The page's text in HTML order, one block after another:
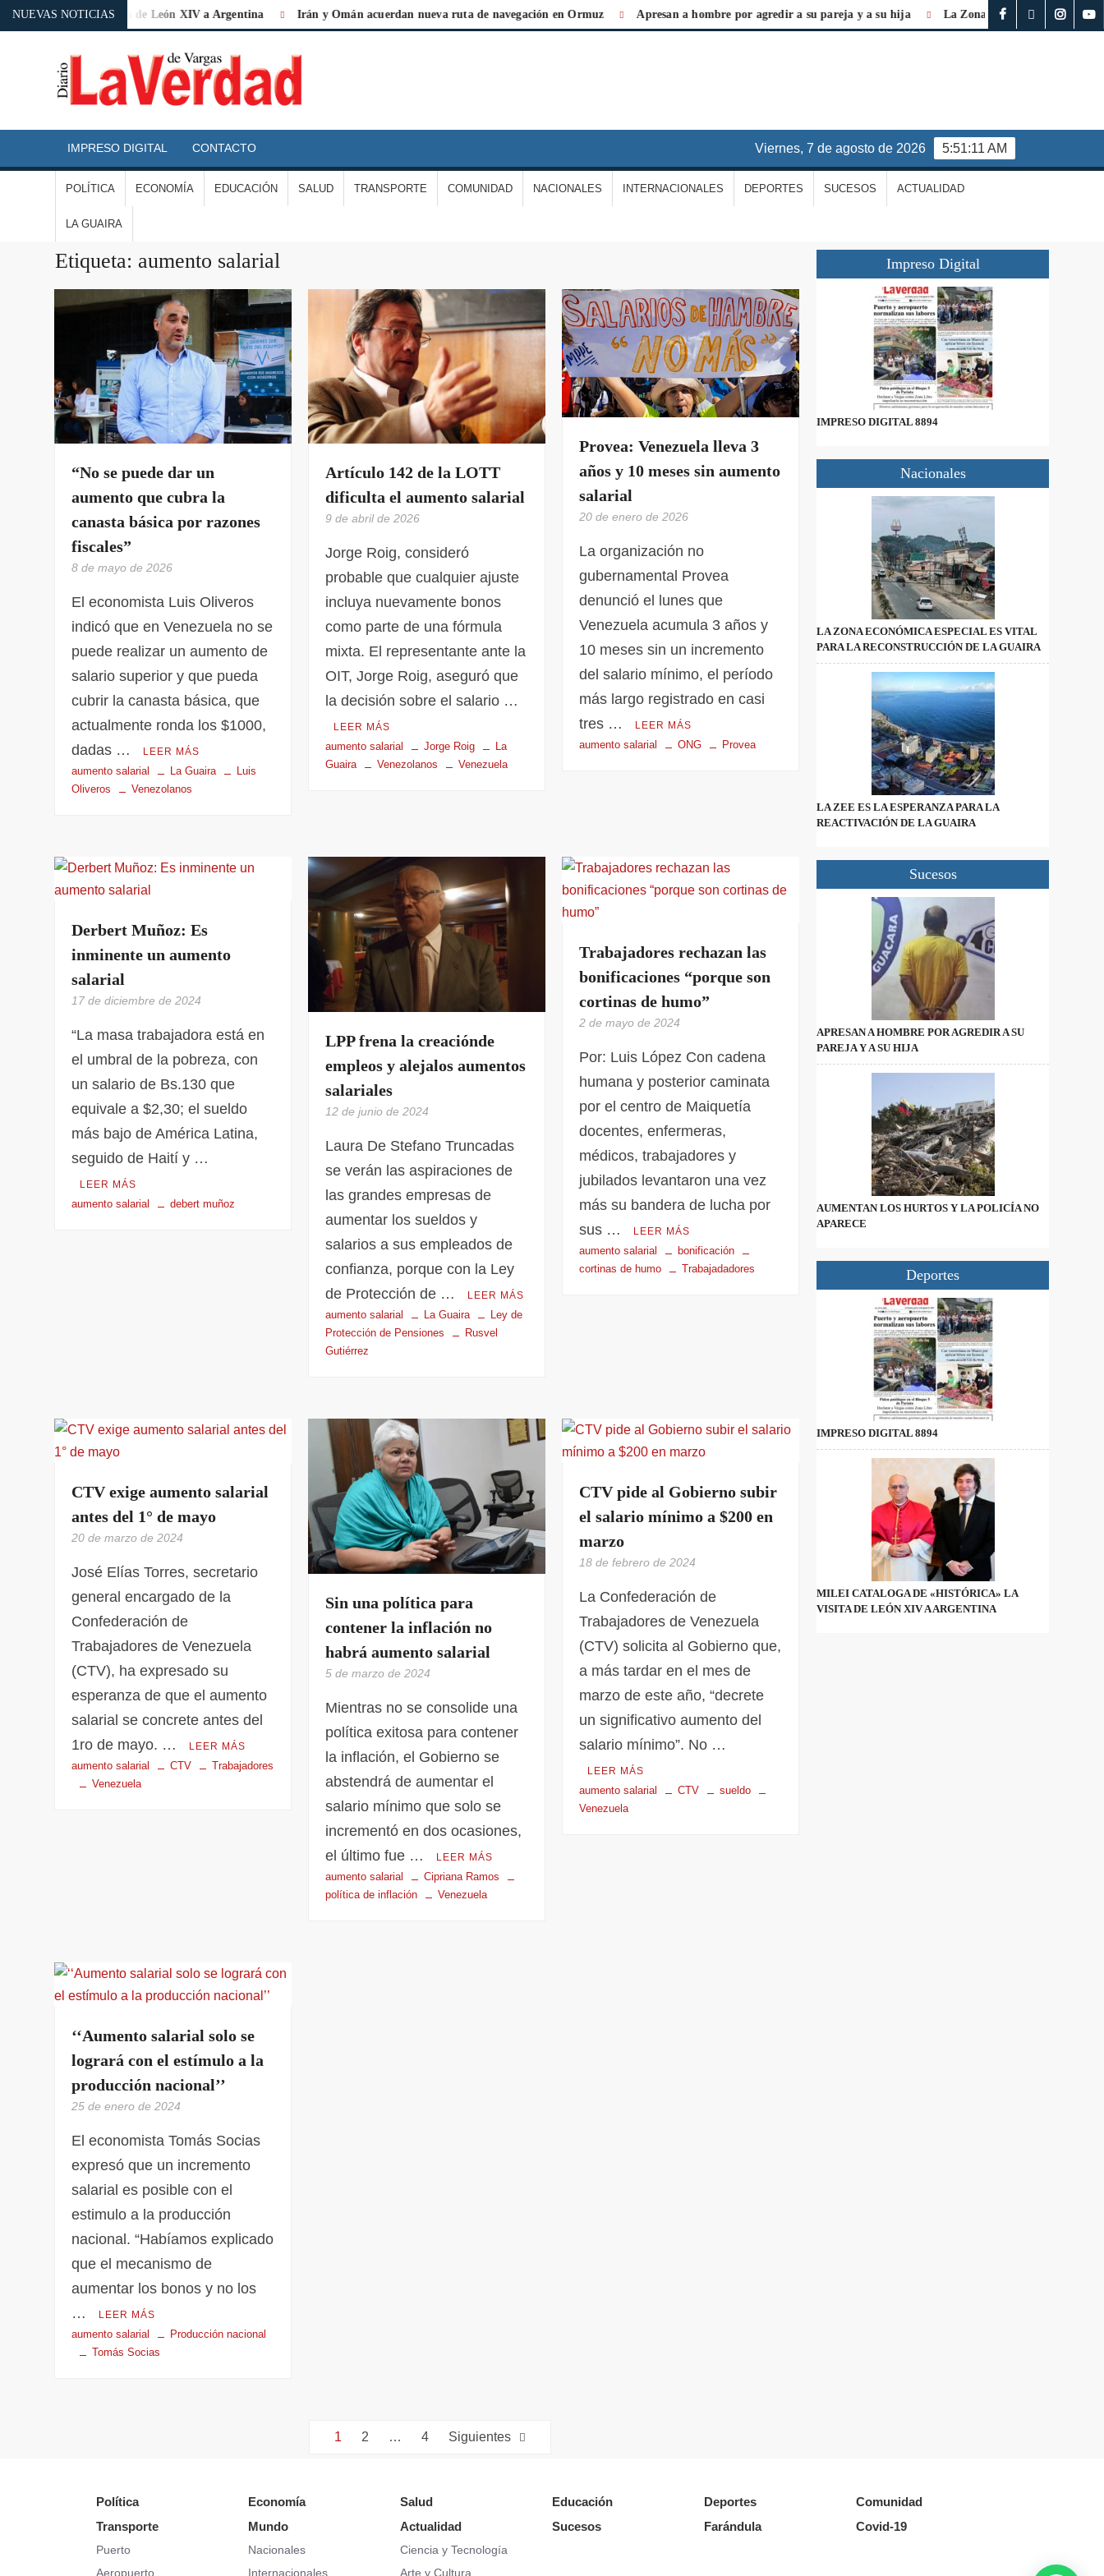
NUEVAS NOTICIAS
la visita de León XIV a Argentina Irán y Omán acuerdan nueva ruta de navegación en Ormuz Apresan a hombre por agredir a su pareja y a su hija La Zona Económica Especial es vital
LA
VERDAD
DE
IMPRESO DIGITAL CONTACTO 5:51:12 AM
viernes, 7 de agosto de 2026
POLÍTICA ECONOMÍA EDUCACIÓN SALUD TRANSPORTE COMUNIDAD NACIONALES INTERNACIONALES DEPORTES SUCESOS ACTUALIDAD
LA GUAIRA
Etiqueta: aumento salarial
“No se puede dar un
aumento que cubra la
canasta básica por razones
fiscales”
8 de mayo de 2026
El economista Luis Oliveros
indicó que en Venezuela no se
puede realizar un aumento de
salario superior y que pueda
cubrir la canasta básica, que
actualmente ronda los $1000,
dadas …
LEER MÁS
aumento salarial La Guaira
Luis
Oliveros
Venezolanos
Artículo 142 de la LOTT
dificulta el aumento salarial
9 de abril de 2026
Jorge Roig, consideró
probable que cualquier ajuste
incluya nuevamente bonos
como parte de una fórmula
mixta. El representante ante la
OIT, Jorge Roig, aseguró que
la decisión sobre el salario …
LEER MÁS
aumento salarial Jorge Roig
La
Guaira
Venezolanos Venezuela
Provea: Venezuela lleva 3
años y 10 meses sin aumento
salarial
20 de enero de 2026
La organización no
gubernamental Provea
denunció el lunes que
Venezuela acumula 3 años y
10 meses sin un incremento
del salario mínimo, el período
más largo registrado en casi
tres …
LEER MÁS
aumento salarial ONG Provea
Derbert Muñoz: Es
inminente un aumento
salarial
17 de diciembre de 2024
“La masa trabajadora está en
el umbral de la pobreza, con
un salario de Bs.130 que
equivale a $2,30; el sueldo
más bajo de América Latina,
seguido de Haití y …
LEER MÁS
aumento salarial debert muñoz
LPP frena la creaciónde
empleos y alejalos aumentos
salariales
12 de junio de 2024
Laura De Stefano Truncadas
se verán las aspiraciones de
las grandes empresas de
aumentar los sueldos y
salarios a sus empleados de
confianza, porque con la Ley
de Protección de …
LEER MÁS
aumento salarial La Guaira
Ley de
Protección de Pensiones
Rusvel
Gutiérrez
Trabajadores rechazan las
bonificaciones “porque son
cortinas de humo”
2 de mayo de 2024
Por: Luis López Con cadena
humana y posterior caminata
por el centro de Maiquetía
docentes, enfermeras,
médicos, trabajadores y
jubilados levantaron una vez
más su bandera de lucha por
sus …
LEER MÁS
aumento salarial
bonificación
cortinas de humo
Trabajadadores
CTV exige aumento salarial
antes del 1° de mayo
20 de marzo de 2024
José Elías Torres, secretario
general encargado de la
Confederación de
Trabajadores de Venezuela
(CTV), ha expresado su
esperanza de que el aumento
salarial se concrete antes del
1ro de mayo. …
LEER MÁS
aumento salarial CTV
Trabajadores
Venezuela
Sin una política para
contener la inflación no
habrá aumento salarial
5 de marzo de 2024
Mientras no se consolide una
política exitosa para contener
la inflación, el Gobierno se
abstendrá de aumentar el
salario mínimo que solo se
incrementó en dos ocasiones,
el último fue …
LEER MÁS
aumento salarial
Cipriana Ramos
política de inflación
Venezuela
CTV pide al Gobierno subir
el salario mínimo a $200 en
marzo
18 de febrero de 2024
La Confederación de
Trabajadores de Venezuela
(CTV) solicita al Gobierno que,
a más tardar en el mes de
marzo de este año, “decrete
un significativo aumento del
salario mínimo”. No …
LEER MÁS
aumento salarial CTV
sueldo
Venezuela
‘‘Aumento salarial solo se
logrará con el estímulo a la
producción nacional’’
25 de enero de 2024
El economista Tomás Socias
expresó que un incremento
salarial es posible con el
estimulo a la producción
nacional. “Habíamos explicado
que el mecanismo de
aumentar los bonos y no los
…
LEER MÁS
aumento salarial
Producción nacional
Tomás Socias
1 2 … 4 Siguientes
Impreso Digital
IMPRESO DIGITAL 8894
Nacionales
LA ZONA ECONÓMICA ESPECIAL ES VITAL
PARA LA RECONSTRUCCIÓN DE LA GUAIRA
LA ZEE ES LA ESPERANZA PARA LA
REACTIVACIÓN DE LA GUAIRA
Sucesos
APRESAN A HOMBRE POR AGREDIR A SU
PAREJA Y A SU HIJA
AUMENTAN LOS HURTOS Y LA POLICÍA NO
APARECE
Deportes
IMPRESO DIGITAL 8894
MILEI CATALOGA DE «HISTÓRICA» LA
VISITA DE LEÓN XIV A ARGENTINA
Política Economía Salud Educación Deportes
Comunidad
Transporte
Puerto
Aeropuerto
Mundo
Nacionales
Internacionales
Actualidad
Ciencia y Tecnología
Arte y Cultura
Sucesos Farándula Covid-19